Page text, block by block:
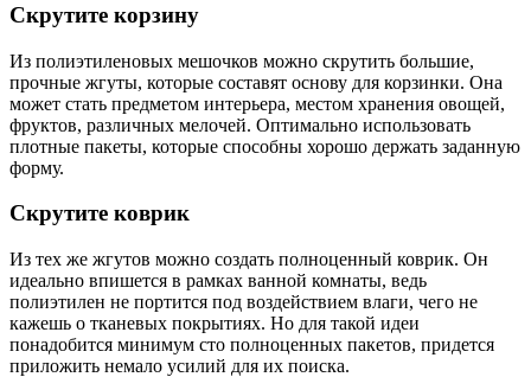
Скрутите корзину
Из полиэтиленовых мешочков можно скрутить большие,
прочные жгуты, которые составят основу для корзинки. Она
может стать предметом интерьера, местом хранения овощей,
фруктов, различных мелочей. Оптимально использовать
плотные пакеты, которые способны хорошо держать заданную
форму.
Скрутите коврик
Из тех же жгутов можно создать полноценный коврик. Он
идеально впишется в рамках ванной комнаты, ведь
полиэтилен не портится под воздействием влаги, чего не
кажешь о тканевых покрытиях. Но для такой идеи
понадобится минимум сто полноценных пакетов, придется
приложить немало усилий для их поиска.